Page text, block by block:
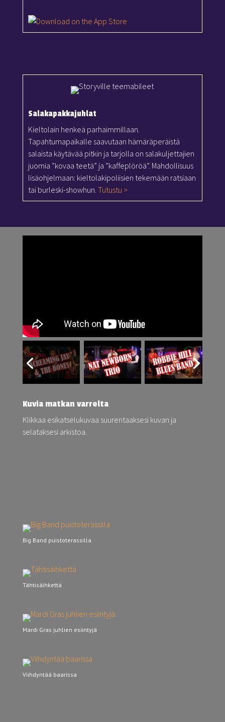
Salakapakkajuhlat
Kieltolain henkeä parhaimmillaan.
Tapahtumapaikalle saavutaan hämäräperäistä
salaista käytävää pitkin ja tarjolla on salakuljettajien
juomia ”kovaa teetä” ja ”kaffeplöröä”. Mahdollisuus
lisäohjelmaan: kieltolakipoliisien tekemään ratsiaan
tai burleski-showhun. Tutustu >
Kuvia matkan varrelta
Klikkaa esikatselukuvaa suurentaaksesi kuvan ja
selataksesi arkistoa.
Big Band puistoterassilla
Tähtisäihkettä
Mardi Gras juhlien esiintyjä
Viihdyntää baarissa